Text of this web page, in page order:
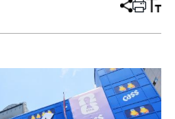
分
章
打 调
小